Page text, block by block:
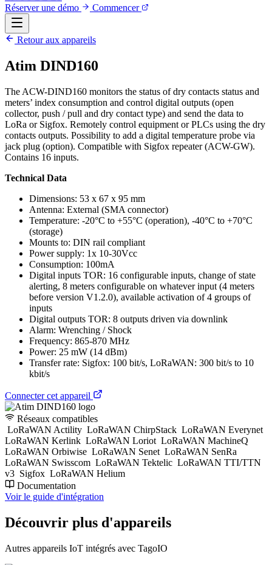
Réserver une démo
Commencer
Retour aux appareils
Atim DIND160
The ACW-DIND160 monitors the status of dry contacts status and
meters’ index consumption and control digital outputs (open
collector, push / pull and dry contact type) and send the data to
LoRa or Sigfox. Remotely control equipment or PLCs using the dry
contacts outputs. Possibility to add a digital temperature probe via
jack plug (option). Compatible with Sigfox repeater (ACW-GW).
Contains 16 inputs.
Technical Data
Dimensions: 53 x 67 x 95 mm
Antenna: External (SMA connector)
Temperature: -20°C to +55°C (operation), -40°C to +70°C
(storage)
Mounts to: DIN rail compliant
Power supply: 1x 10-30Vcc
Consumption: 100mA
Digital inputs TOR: 16 configurable inputs, change of state
alerting, 8 meters configurable on whatever input (4 meters
before version V1.2.0), available activation of 4 groups of
inputs
Digital outputs TOR: 8 outputs driven via downlink
Alarm: Wrenching / Shock
Frequency: 865-870 MHz
Power: 25 mW (14 dBm)
Transfer rate: Sigfox: 100 bit/s, LoRaWAN: 300 bit/s to 10
kbit/s
Connecter cet appareil
Réseaux compatibles
LoRaWAN Actility LoRaWAN ChirpStack LoRaWAN Everynet
LoRaWAN Kerlink LoRaWAN Loriot LoRaWAN MachineQ
LoRaWAN Orbiwise LoRaWAN Senet LoRaWAN SenRa
LoRaWAN Swisscom LoRaWAN Tektelic LoRaWAN TTI/TTN
v3 Sigfox LoRaWAN Helium
Documentation
Voir le guide d'intégration
Découvrir plus d'appareils
Autres appareils IoT intégrés avec TagoIO